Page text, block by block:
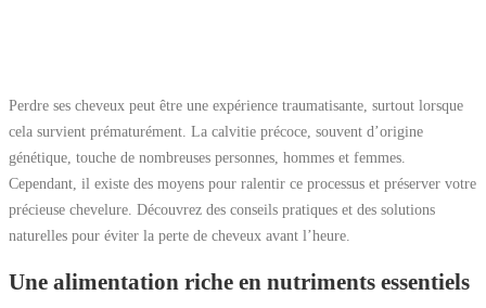
Perdre ses cheveux peut être une expérience traumatisante, surtout lorsque
cela survient prématurément. La calvitie précoce, souvent d’origine
génétique, touche de nombreuses personnes, hommes et femmes.
Cependant, il existe des moyens pour ralentir ce processus et préserver votre
précieuse chevelure. Découvrez des conseils pratiques et des solutions
naturelles pour éviter la perte de cheveux avant l’heure.
Une alimentation riche en nutriments essentiels